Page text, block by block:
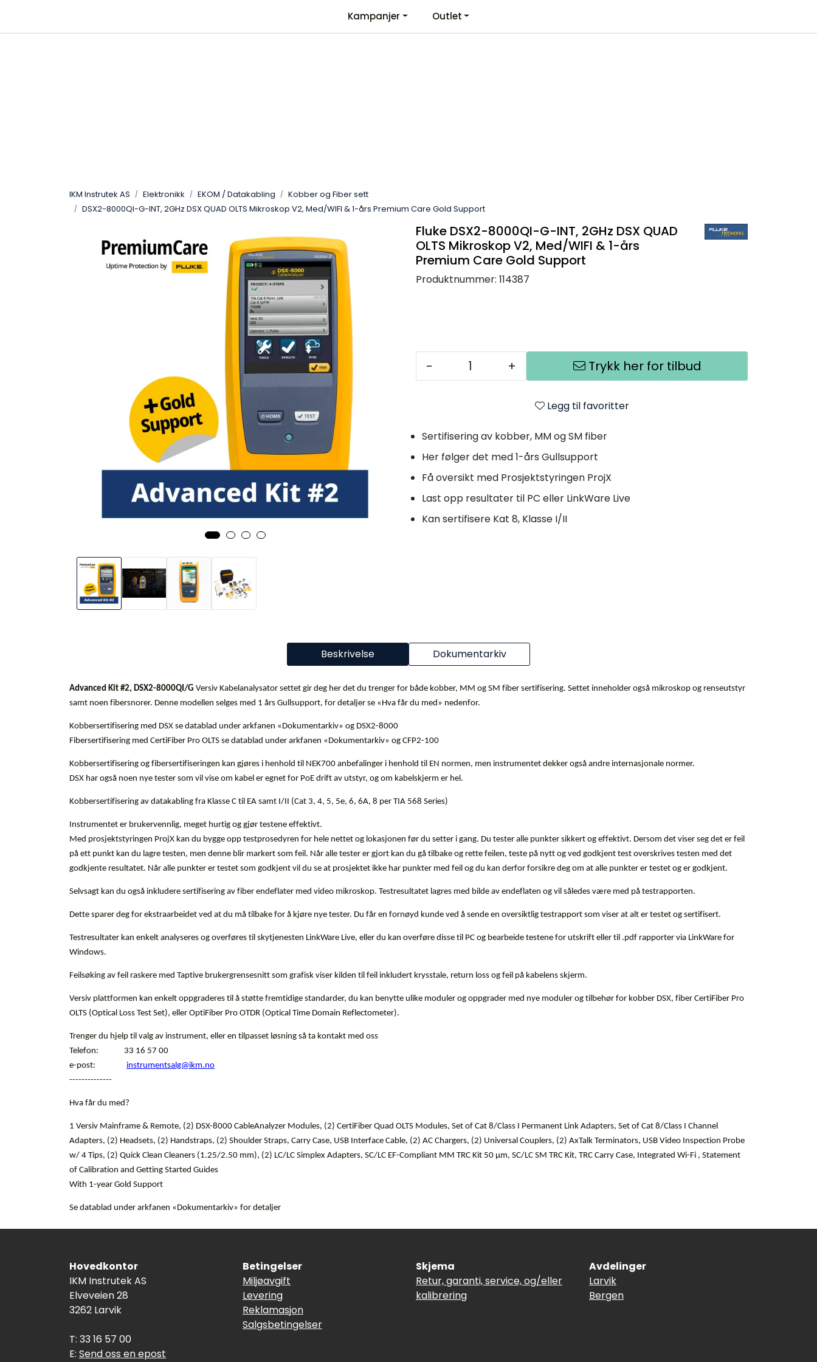
KontaktinformasjonKampanjer Outlet
IKM Instrutek AS Elektronikk EKOM / Datakabling
Kobber og Fiber sett
DSX2-8000QI-G-INT, 2GHz DSX QUAD OLTS Mikroskop V2, Med/WIFI & 1-års Premium Care Gold Support
Fluke DSX2-8000QI-G-INT, 2GHz DSX QUAD
OLTS Mikroskop V2, Med/WIFI & 1-års
Premium Care Gold Support
Produktnummer: 114387
- + Trykk her for tilbud
Legg til favoritter
Sertifisering av kobber, MM og SM fiber
Her følger det med 1-års Gullsupport
Få oversikt med Prosjektstyringen ProjX
Last opp resultater til PC eller LinkWare Live
Kan sertifisere Kat 8, Klasse I/II
Beskrivelse Dokumentarkiv
Advanced Kit #2, DSX2-8000QI/G Versiv Kabelanalysator settet gir deg her det du trenger for både kobber, MM og SM fiber sertifisering. Settet inneholder også mikroskop og renseutstyr
samt noen fibersnorer. Denne modellen selges med 1 års Gullsupport, for detaljer se «Hva får du med» nedenfor.
Kobbersertifisering med DSX se datablad under arkfanen «Dokumentarkiv» og DSX2-8000
Fibersertifisering med CertiFiber Pro OLTS se datablad under arkfanen «Dokumentarkiv» og CFP2-100
Kobbersertifisering og fibersertifiseringen kan gjøres i henhold til NEK700 anbefalinger i henhold til EN normen, men instrumentet dekker også andre internasjonale normer.
DSX har også noen nye tester som vil vise om kabel er egnet for PoE drift av utstyr, og om kabelskjerm er hel.
Kobbersertifisering av datakabling fra Klasse C til EA samt I/II (Cat 3, 4, 5, 5e, 6, 6A, 8 per TIA 568 Series)
Instrumentet er brukervennlig, meget hurtig og gjør testene effektivt.
Med prosjektstyringen ProjX kan du bygge opp testprosedyren for hele nettet og lokasjonen før du setter i gang. Du tester alle punkter sikkert og effektivt. Dersom det viser seg det er feil
på ett punkt kan du lagre testen, men denne blir markert som feil. Når alle tester er gjort kan du gå tilbake og rette feilen, teste på nytt og ved godkjent test overskrives testen med det
godkjente resultatet. Når alle punkter er testet som godkjent vil du se at prosjektet ikke har punkter med feil og du kan derfor forsikre deg om at alle punkter er testet og er godkjent.
Selvsagt kan du også inkludere sertifisering av fiber endeflater med video mikroskop. Testresultatet lagres med bilde av endeflaten og vil således være med på testrapporten.
Dette sparer deg for ekstraarbeidet ved at du må tilbake for å kjøre nye tester. Du får en fornøyd kunde ved å sende en oversiktlig testrapport som viser at alt er testet og sertifisert.
Testresultater kan enkelt analyseres og overføres til skytjenesten LinkWare Live, eller du kan overføre disse til PC og bearbeide testene for utskrift eller til .pdf rapporter via LinkWare for
Windows.
Feilsøking av feil raskere med Taptive brukergrensesnitt som grafisk viser kilden til feil inkludert krysstale, return loss og feil på kabelens skjerm.
Versiv plattformen kan enkelt oppgraderes til å støtte fremtidige standarder, du kan benytte ulike moduler og oppgrader med nye moduler og tilbehør for kobber DSX, fiber CertiFiber Pro
OLTS (Optical Loss Test Set), eller OptiFiber Pro OTDR (Optical Time Domain Reflectometer).
Trenger du hjelp til valg av instrument, eller en tilpasset løsning så ta kontakt med oss
Telefon: 33 16 57 00
e-post: instrumentsalg@ikm.no
--------------
Hva får du med?
1 Versiv Mainframe & Remote, (2) DSX-8000 CableAnalyzer Modules, (2) CertiFiber Quad OLTS Modules, Set of Cat 8/Class I Permanent Link Adapters, Set of Cat 8/Class I Channel
Adapters, (2) Headsets, (2) Handstraps, (2) Shoulder Straps, Carry Case, USB Interface Cable, (2) AC Chargers, (2) Universal Couplers, (2) AxTalk Terminators, USB Video Inspection Probe
w/ 4 Tips, (2) Quick Clean Cleaners (1.25/2.50 mm), (2) LC/LC Simplex Adapters, SC/LC EF-Compliant MM TRC Kit 50 µm, SC/LC SM TRC Kit, TRC Carry Case, Integrated Wi-Fi , Statement
of Calibration and Getting Started Guides
With 1-year Gold Support
Se datablad under arkfanen «Dokumentarkiv» for detaljer
Hovedkontor
IKM Instrutek AS
Elveveien 28
3262 Larvik
T: 33 16 57 00
E: Send oss en epost
Betingelser
Miljøavgift
Levering
Reklamasjon
Salgsbetingelser
Skjema
Retur, garanti, service, og/eller
kalibrering
Avdelinger
Larvik
Bergen